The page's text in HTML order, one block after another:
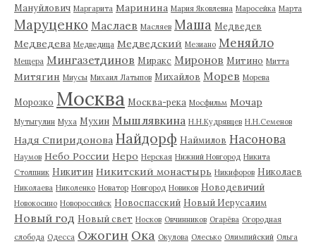
Мануйлович Маргарита Маринина Мария Яковлевна Маросейка Марта
Маруценко Маслаев Масляев Маша Медведев
Медведева Медведица Медведский Мезиано Меняйло
Мещера Мингазетдинов Миракс Миронов Митино Митта
Митягин Миусы Михаил Латыпов Михайлов Морев Морева
Морозко Москва Москва-река Мосфильм Мочар
Мутыгулин Муха Мухин Мышлявкина Н.Н.Кудрявцев Н.Н.Семенов
Надя Спиридонова Найдорф Наймилов Насонова
Наумов Небо России Неро Нерская Нижний Новгород Никита
Столпник Никитин Никитский монастырь Никифоров Николаев
Николаева Николенко Новатор Новгород Новиков Новодевичий
Новокосино Новороссийск Новоспасский Новый Иерусалим
Новый год Новый свет Носков Овчинников Огарёва Огородная
слобода Одесса Ожогин Ока Окулова Олесько Олимпийский Ольга